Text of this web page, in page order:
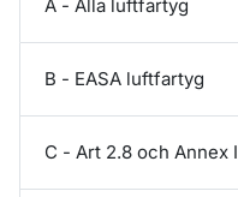
A - Alla luftfartyg
B - EASA luftfartyg
C - Art 2.8 och Annex I